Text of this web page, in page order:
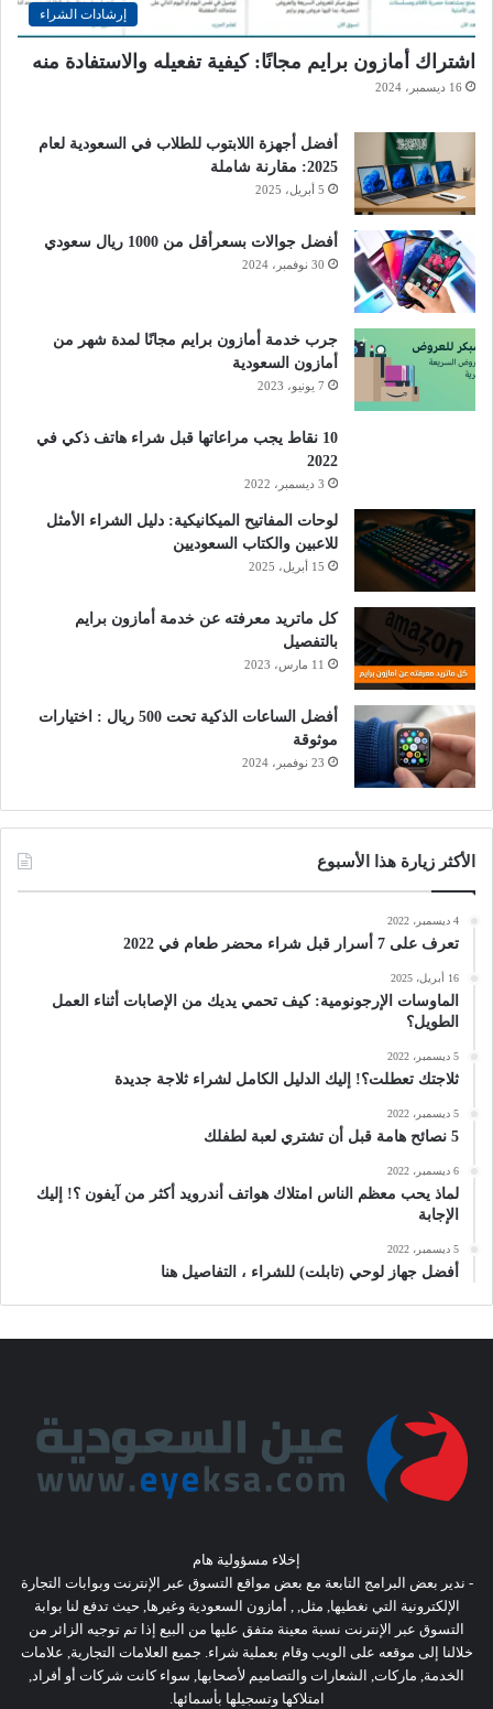
إرشادات الشراء
اشتراك أمازون برايم مجانًا: كيفية تفعيله والاستفادة منه
16 ديسمبر، 2024
أفضل أجهزة اللابتوب للطلاب في السعودية لعام
2025: مقارنة شاملة
5 أبريل، 2025
أفضل جوالات بسعرأقل من 1000 ريال سعودي
30 نوفمبر، 2024
جرب خدمة أمازون برايم مجانًا لمدة شهر من
أمازون السعودية
7 يونيو، 2023
10 نقاط يجب مراعاتها قبل شراء هاتف ذكي في
2022
3 ديسمبر، 2022
لوحات المفاتيح الميكانيكية: دليل الشراء الأمثل
للاعبين والكتاب السعوديين
15 أبريل، 2025
كل ماتريد معرفته عن خدمة أمازون برايم
بالتفصيل
11 مارس، 2023
أفضل الساعات الذكية تحت 500 ريال : اختيارات
موثوقة
23 نوفمبر، 2024
الأكثر زيارة هذا الأسبوع
4 ديسمبر، 2022
تعرف على 7 أسرار قبل شراء محضر طعام في 2022
16 أبريل، 2025
الماوسات الإرجونومية: كيف تحمي يديك من الإصابات أثناء العمل
الطويل؟
5 ديسمبر، 2022
ثلاجتك تعطلت؟! إليك الدليل الكامل لشراء ثلاجة جديدة
5 ديسمبر، 2022
5 نصائح هامة قبل أن تشتري لعبة لطفلك
6 ديسمبر، 2022
لماذ يحب معظم الناس امتلاك هواتف أندرويد أكثر من آيفون ؟! إليك
الإجابة
5 ديسمبر، 2022
أفضل جهاز لوحي (تابلت) للشراء ، التفاصيل هنا
إخلاء مسؤولية هام
- ندير بعض البرامج التابعة مع بعض مواقع التسوق عبر الإنترنت وبوابات التجارة
الإلكترونية التي نغطيها, مثل, , أمازون السعودية وغيرها, حيث تدفع لنا بوابة
التسوق عبر الإنترنت نسبة معينة متفق عليها من البيع إذا تم توجيه الزائر من
خلالنا إلى موقعه على الويب وقام بعملية شراء. جميع العلامات التجارية, علامات
الخدمة, ماركات, الشعارات والتصاميم لأصحابها, سواء كانت شركات أو أفراد,
امتلاكها وتسجيلها بأسمائها.